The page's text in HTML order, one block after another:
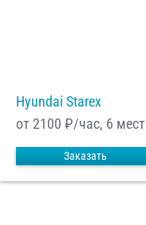
Hyundai Starex
от 2100 ₽/час, 6 мест
Заказать